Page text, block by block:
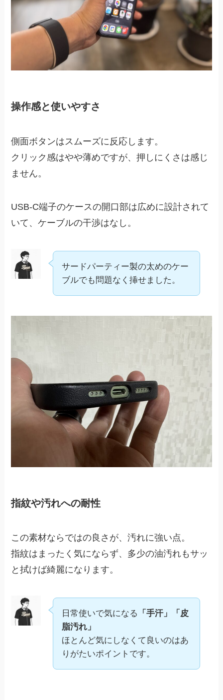
操作感と使いやすさ
側面ボタンはスムーズに反応します。
クリック感はやや薄めですが、押しにくさは感じ
ません。
USB-C端子のケースの開口部は広めに設計されて
いて、ケーブルの干渉はなし。
サードパーティー製の太めのケー
ブルでも問題なく挿せました。
指紋や汚れへの耐性
この素材ならではの良さが、汚れに強い点。
指紋はまったく気にならず、多少の油汚れもサッ
と拭けば綺麗になります。
日常使いで気になる
「手汗」「皮
脂汚れ」
ほとんど気にしなくて良いのはあ
りがたいポイントです。